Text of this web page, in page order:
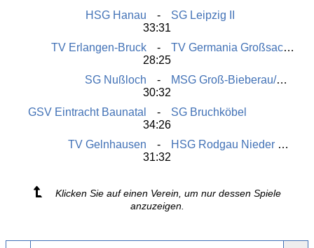
HSG Hanau
SG Leipzig II
33:31
TV Erlangen-Bruck
TV Germania Großsachsen
28:25
SG Nußloch
MSG Groß-Bieberau/Modau
30:32
GSV Eintracht Baunatal
SG Bruchköbel
34:26
TV Gelnhausen
HSG Rodgau Nieder Roden
31:32
Klicken Sie auf einen Verein, um nur dessen Spiele
anzuzeigen.